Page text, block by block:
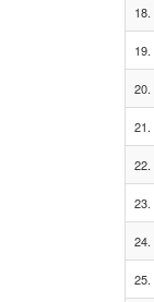
18.
19.
20.
21.
22.
23.
24.
25.